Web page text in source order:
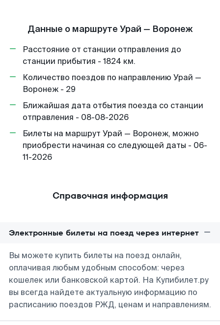
Данные о маршруте Урай — Воронеж
Расстояние от станции отправления до
станции прибытия - 1824 км.
Количество поездов по направлению Урай —
Воронеж - 29
Ближайшая дата отбытия поезда со станции
отправления - 08-08-2026
Билеты на маршрут Урай — Воронеж, можно
приобрести начиная со следующей даты - 06-
11-2026
Справочная информация
Электронные билеты на поезд через интернет
Вы можете купить билеты на поезд онлайн,
оплачивая любым удобным способом: через
кошелек или банковской картой. На Купибилет.ру
вы всегда найдете актуальную информацию по
расписанию поездов РЖД, ценам и направлениям.